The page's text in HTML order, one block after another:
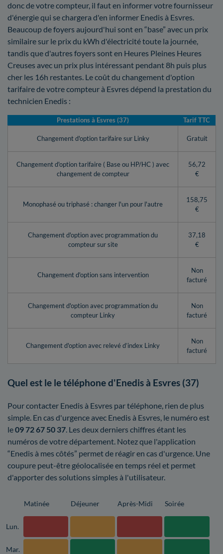
donc de votre compteur, il faut en informer votre fournisseur
d'énergie qui se chargera d'en informer Enedis à Esvres.
Beaucoup de foyers aujourd'hui sont en “base” avec un prix
similaire sur le prix du kWh d'électricité toute la journée,
tandis que d'autres foyers sont en Heures Pleines Heures
Creuses avec un prix plus intéressant pendant 8h puis plus
cher les 16h restantes. Le coût du changement d'option
tarifaire de votre compteur à Esvres dépend la prestation du
technicien Enedis :
Prestations à Esvres (37) Tarif TTC
Changement d'option tarifaire sur Linky Gratuit
Changement d'option tarifaire ( Base ou HP/HC ) avec
changement de compteur
56,72
€
Monophasé ou triphasé : changer l'un pour l'autre
158,75
€
Changement d'option avec programmation du
compteur sur site
37,18
€
Changement d'option sans intervention
Non
facturé
Changement d'option avec programmation du
compteur Linky
Non
facturé
Changement d'option avec relevé d’index Linky
Non
facturé
Quel est le le téléphone d'Enedis à Esvres (37)
Pour contacter Enedis à Esvres par téléphone, rien de plus
simple. En cas d'urgence avec Enedis à Esvres, le numéro est
le09 72 67 50 37 . Les deux derniers chiffres étant les
numéros de votre département. Notez que l'application
“Enedis à mes côtés” permet de réagir en cas d'urgence. Une
coupure peut-être géolocalisée en temps réel et permet
d'apporter des solutions simples à l'utilisateur.
Matinée Déjeuner Après-Midi Soirée
Lun.
Mar.